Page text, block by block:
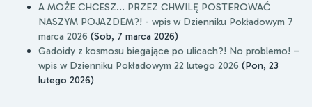
A MOŻE CHCESZ... PRZEZ CHWILĘ POSTEROWAĆ
NASZYM POJAZDEM?! - wpis w Dzienniku Pokładowym 7
marca 2026 (Sob, 7 marca 2026)
Gadoidy z kosmosu biegające po ulicach?! No problemo! –
wpis w Dzienniku Pokładowym 22 lutego 2026 (Pon, 23
lutego 2026)